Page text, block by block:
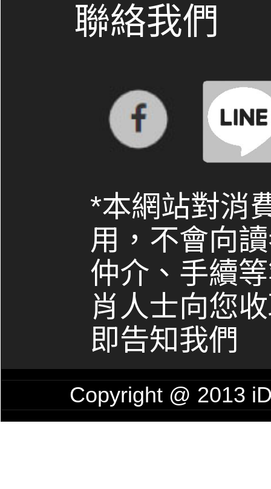
聯絡我們
*本網站對消
用，不會向
仲介、手續
肖人士向您
即告知我們
Copyright @ 2013